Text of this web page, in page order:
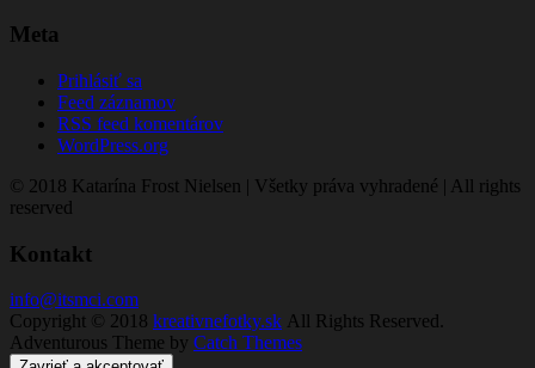
Meta
Prihlásiť sa
Feed záznamov
RSS feed komentárov
WordPress.org
© 2018 Katarína Frost Nielsen | Všetky práva vyhradené | All rights
reserved
Kontakt
info@itsmci.com
Copyright © 2018 kreativnefotky.sk All Rights Reserved.
Adventurous Theme by Catch Themes